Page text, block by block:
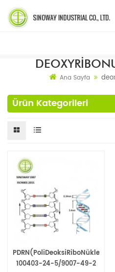
Ana Sayfa
Ürün Kategorileri
PDRN(PoliDeoksiRiboNükleotid)
100403-24-5/9007-49-2